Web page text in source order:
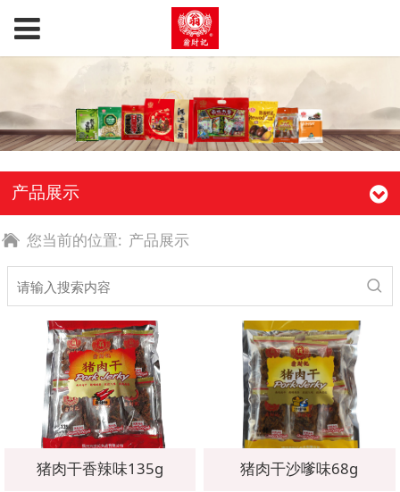
产品展示
您当前的位置: 产品展示
猪肉干香辣味135g 猪肉干沙嗲味68g